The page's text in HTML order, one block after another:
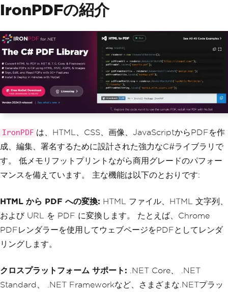
IronPDFの紹介
IronPDF は、HTML、CSS、画像、JavaScriptからPDFを作
成、編集、署名するために設計された強力なC#ライブラリで
す。 低メモリフットプリントながら商用グレードのパフォー
マンスを備えています。 主な機能は以下のとおりです:
HTML から PDF への変換: HTML ファイル、HTML 文字列、
および URL を PDF に変換します。 たとえば、Chrome
PDFレンダラーを使用してウェブページをPDFとしてレンダ
リングします。
クロスプラットフォーム サポート: .NET Core、 .NET
Standard、 .NET Frameworkなど、さまざまな.NETプラッ